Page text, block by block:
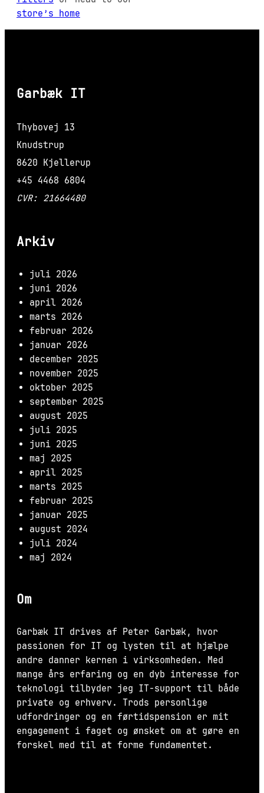
store’s home
Garbæk IT
Thybovej 13
Knudstrup
8620 Kjellerup
+45 4468 6804
CVR: 21664480
Arkiv
juli 2026
juni 2026
april 2026
marts 2026
februar 2026
januar 2026
december 2025
november 2025
oktober 2025
september 2025
august 2025
juli 2025
juni 2025
maj 2025
april 2025
marts 2025
februar 2025
januar 2025
august 2024
juli 2024
maj 2024
Om
Garbæk IT drives af Peter Garbæk, hvor
passionen for IT og lysten til at hjælpe
andre danner kernen i virksomheden. Med
mange års erfaring og en dyb interesse for
teknologi tilbyder jeg IT-support til både
private og erhverv. Trods personlige
udfordringer og en førtidspension er mit
engagement i faget og ønsket om at gøre en
forskel med til at forme fundamentet.